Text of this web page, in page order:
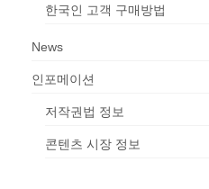
한국인 고객 구매방법
News
인포메이션
저작권법 정보
콘텐츠 시장 정보